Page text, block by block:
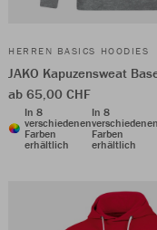
HERREN BASICS HOODIES
JAKO Kapuzensweat
ab 65,00 CHF
In 8
verschiedenen
Farben
erhältlich
In 8
Farben
erhältlich